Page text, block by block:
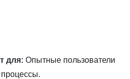
для: Опытные пользователи
процессы.